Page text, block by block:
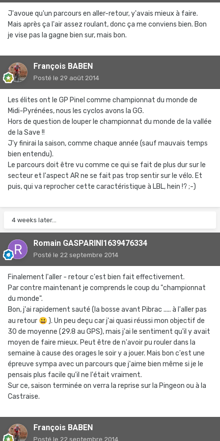
J'avoue qu'un parcours en aller-retour, y'avais mieux à faire.
Mais après ça l'air assez roulant, donc ça me conviens bien. Bon
je vise pas la gagne bien sur, mais bon.
François BABEN
Posté le 29 août 2014
Les élites ont le GP Pinel comme championnat du monde de
Midi-Pyrénées, nous les cyclos avons la GG.
Hors de question de louper le championnat du monde de la vallée
de la Save !!
J'y finirai la saison, comme chaque année (sauf mauvais temps
bien entendu).
Le parcours doit être vu comme ce qui se fait de plus dur sur le
secteur et l'aspect AR ne se fait pas trop sentir sur le vélo. Et
puis, qui va reprocher cette caractéristique à LBL, hein !? ;-)
4 weeks later...
Romain GASPARINI1639476334
Posté le 22 septembre 2014
Finalement l'aller - retour c'est bien fait effectivement.
Par contre maintenant je comprends le coup du "championnat
du monde".
Bon, j'ai rapidement sauté (la bosse avant Pibrac ..... à l'aller pas
au retour 😃 ). Un peu deçu car j'ai quasi réussi mon objectif de
30 de moyenne (29.8 au GPS), mais j'ai le sentiment qu'il y avait
moyen de faire mieux. Peut être de n'avoir pu rouler dans la
semaine à cause des orages le soir y a jouer. Mais bon c'est une
épreuve sympa avec un parcours que j'aime bien même si je le
pensais plus facile qu'il ne l'était vraiment.
Sur ce, saison terminée on verra la reprise sur la Pingeon ou à la
Castraise.
François BABEN
Posté le 22 septembre 2014